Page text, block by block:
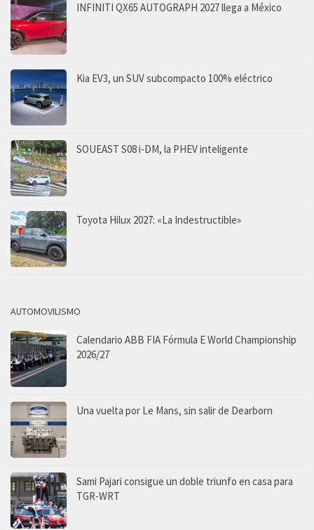
INFINITI QX65 AUTOGRAPH 2027 llega a México
Kia EV3, un SUV subcompacto 100% eléctrico
SOUEAST S08 i-DM, la PHEV inteligente
Toyota Hilux 2027: «La Indestructible»
AUTOMOVILISMO
Calendario ABB FIA Fórmula E World Championship
2026/27
Una vuelta por Le Mans, sin salir de Dearborn
Sami Pajari consigue un doble triunfo en casa para
TGR-WRT